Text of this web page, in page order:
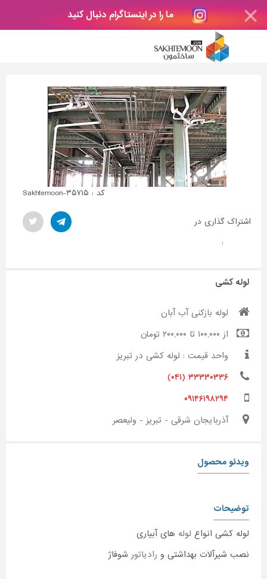
ما را در اینستاگرام دنبال کنید
کد : Sakhtemoon-۳۵۷۱۵
اشتراک گذاری در
:
لوله کشی
لوله بازکنی آب آبان
از ۱۰۰,۰۰۰ تا ۲۰۰,۰۰۰ تومان
واحد قیمت : لوله کشی در تبریز
۳۳۳۳۰۳۳۶ (۰۴۱)
۰۹۱۴۶۱۹۸۲۹۴
آذربایجان شرقی - تبریز - ولیعصر
ویدئو محصول
توضیحات
لوله کشی انواع لوله های آبیاری
نصب شیرآلات بهداشتی و رادیاتور شوفاژ